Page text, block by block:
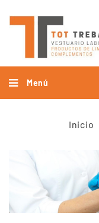
Menú
Inicio